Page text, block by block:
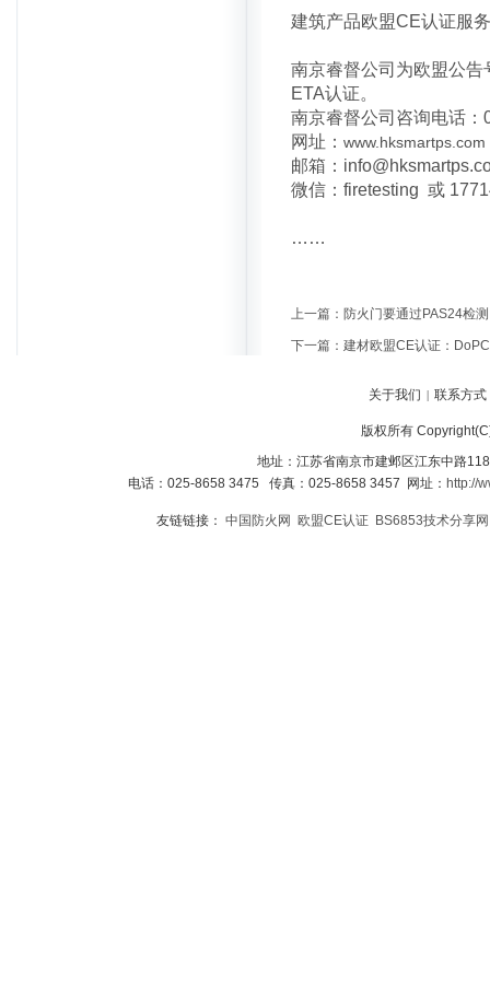
建筑产品欧盟CE认证服
南京睿督公司为欧盟公
ETA认证。
南京睿督公司咨询电话
网址： www.hksmartps.com
邮箱：
微信：firetesting 或
……
上一篇： 防火门要通过PAS24检
下一篇： 建材欧盟CE认证：
关于我们 | 联系方式
版权所有
地址：江苏省南京市建邺区江东中路
电话：025-8658 3475 传真：025-8658 3457 网址： http://
友链链接： 中国防火网 欧盟CE认证 BS6853技术分享网